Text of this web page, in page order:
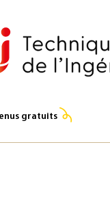
gratuits